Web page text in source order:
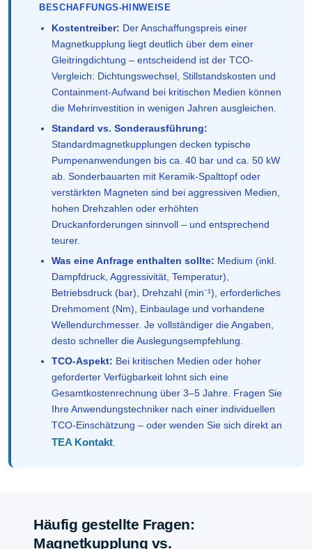
BESCHAFFUNGS-HINWEISE
Kostentreiber: Der Anschaffungspreis einer
Magnetkupplung liegt deutlich über dem einer
Gleitringdichtung – entscheidend ist der TCO-
Vergleich: Dichtungswechsel, Stillstandskosten und
Containment-Aufwand bei kritischen Medien können
die Mehrinvestition in wenigen Jahren ausgleichen.
Standard vs. Sonderausführung:
Standardmagnetkupplungen decken typische
Pumpenanwendungen bis ca. 40 bar und ca. 50 kW
ab. Sonderbauarten mit Keramik-Spalttopf oder
verstärkten Magneten sind bei aggressiven Medien,
hohen Drehzahlen oder erhöhten
Druckanforderungen sinnvoll – und entsprechend
teurer.
Was eine Anfrage enthalten sollte: Medium (inkl.
Dampfdruck, Aggressivität, Temperatur),
Betriebsdruck (bar), Drehzahl (min⁻¹), erforderliches
Drehmoment (Nm), Einbaulage und vorhandene
Wellendurchmesser. Je vollständiger die Angaben,
desto schneller die Auslegungsempfehlung.
TCO-Aspekt: Bei kritischen Medien oder hoher
geforderter Verfügbarkeit lohnt sich eine
Gesamtkostenrechnung über 3–5 Jahre. Fragen Sie
Ihre Anwendungstechniker nach einer individuellen
TCO-Einschätzung – oder wenden Sie sich direkt an
TEA Kontakt
Häufig gestellte Fragen:
Magnetkupplung vs.